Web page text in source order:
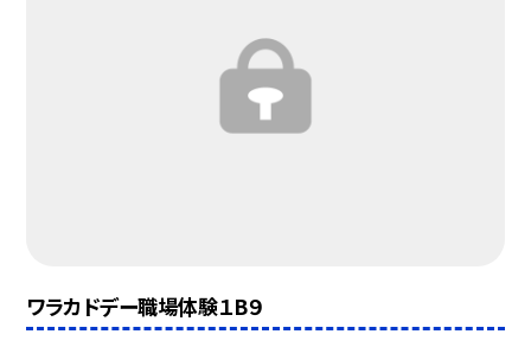
ワラカドデー職場体験１B９